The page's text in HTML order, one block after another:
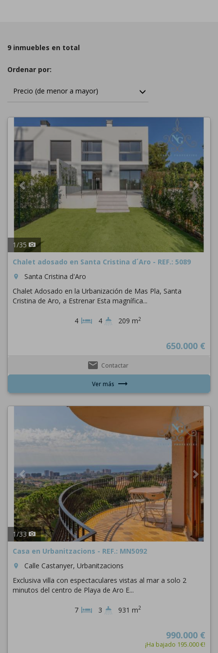
9 inmuebles en total
Ordenar por:
Precio (de menor a mayor)
Previous Next
1/35
Chalet adosado en Santa Cristina d´Aro - REF.: 5089
room
Santa Cristina d'Aro
Chalet Adosado en la Urbanización de Mas Pla, Santa
Cristina de Aro, a Estrenar Esta magnífica...
4 4 209 m2
650.000 €
email Contactar
Ver más trending_flat
Previous Next
1/33
Casa en Urbanitzacions - REF.: MN5092
room
Calle Castanyer, Urbanitzacions
Exclusiva villa con espectaculares vistas al mar a solo 2
minutos del centro de Playa de Aro E...
7 3 931 m2
990.000 €
¡Ha bajado 195.000 €!